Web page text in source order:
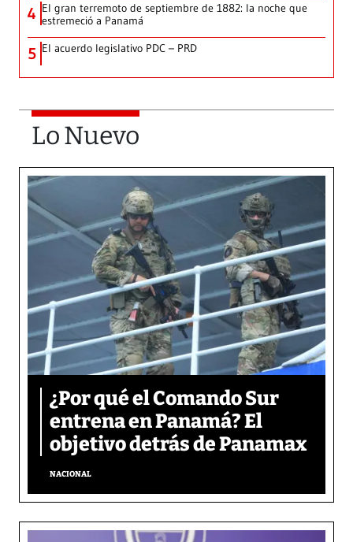
4 El gran terremoto de septiembre de 1882: la noche que
estremeció a Panamá
5 El acuerdo legislativo PDC – PRD
Lo Nuevo
¿Por qué el Comando Sur
entrena en Panamá? El
objetivo detrás de Panamax
NACIONAL